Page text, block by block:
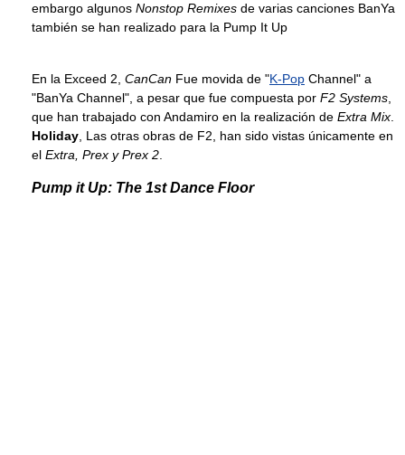
embargo algunos Nonstop Remixes de varias canciones BanYa
también se han realizado para la Pump It Up
En la Exceed 2, CanCan Fue movida de "K-Pop Channel" a
"BanYa Channel", a pesar que fue compuesta por F2 Systems
que han trabajado con Andamiro en la realización de Extra Mix
Holiday , Las otras obras de F2, han sido vistas únicamente en
el Extra, Prex y Prex 2
Pump it Up: The 1st Dance Floor